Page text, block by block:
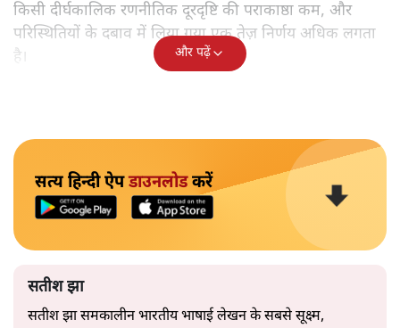
किसी दीर्घकालिक रणनीतिक दूरदृष्टि की पराकाष्ठा कम, और
परिस्थितियों के दबाव में लिया गया एक तेज़ निर्णय अधिक लगता
है।
और पढ़ें
सत्य हिन्दी ऐपडाउनलोडकरें
सतीश झा
सतीश झा समकालीन भारतीय भाषाई लेखन के सबसे सूक्ष्म,